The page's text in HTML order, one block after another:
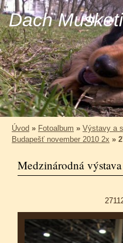
Dach
Úvod » Fotoalbum » Výstavy a
Budapešť november 2010 2x »
Medzinárodná